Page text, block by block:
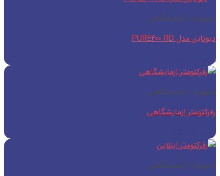
تجهیزات آزمایشگاهی
دیونایزر مدل PURE400 RD
اطلاعات بیشتر
تجهیزات آزمایشگاهی
رفرکتومتر ازمایشگاهی
اطلاعات بیشتر
تجهیزات آزمایشگاهی